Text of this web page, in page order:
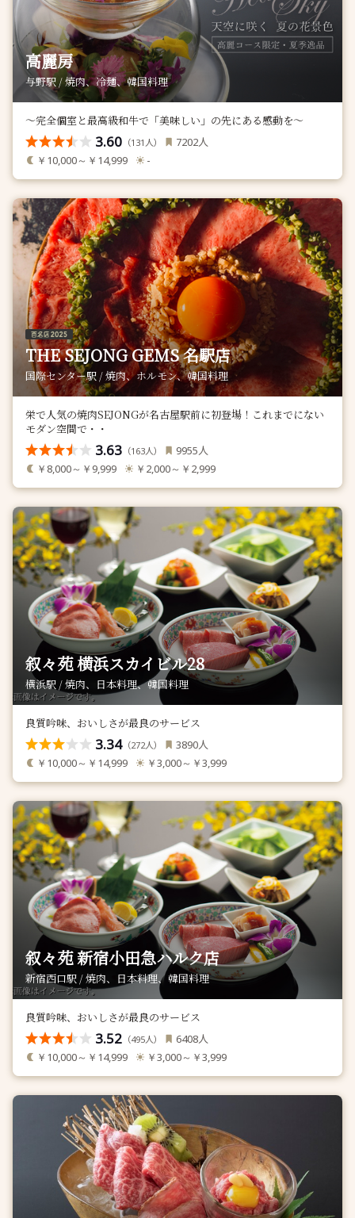
高麗房
与野駅 / 焼肉、冷麺、韓国料理
～完全個室と最高級和牛で「美味しい」の先にある感動を～
3.60 （131 人） 7202人
￥10,000～￥14,999 -
THE SEJONG GEMS 名駅店
国際センター駅 / 焼肉、ホルモン、韓国料理
栄で人気の焼肉SEJONGが名古屋駅前に初登場！これまでにない
モダン空間で・・
3.63 （163人） 9955人
￥8,000～￥9,999 ￥2,000～￥2,999
叙々苑 横浜スカイビル28
横浜駅 / 焼肉、日本料理、韓国料理
良質吟味、おいしさが最良のサービス
3.34（272人） 3890人
￥10,000～￥14,999 ￥3,000～￥3,999
叙々苑 新宿小田急ハルク店
新宿西口駅 / 焼肉、日本料理、韓国料理
良質吟味、おいしさが最良のサービス
3.52 （495人） 6408人
￥10,000～￥14,999 ￥3,000～￥3,999